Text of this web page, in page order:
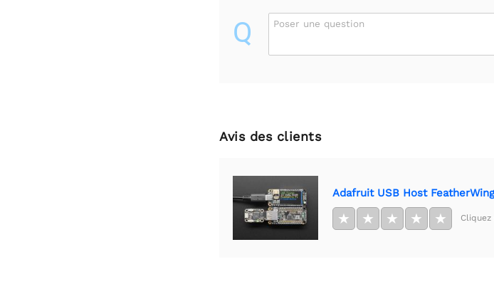
Q Poser une question
Avis des clients
Adafruit USB Host
★ ★ ★ ★ ★